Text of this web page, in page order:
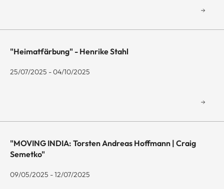
"Heimatfärbung" - Henrike Stahl
25/07/2025 - 04/10/2025
"MOVING INDIA: Torsten Andreas Hoffmann | Craig
Semetko"
09/05/2025 - 12/07/2025